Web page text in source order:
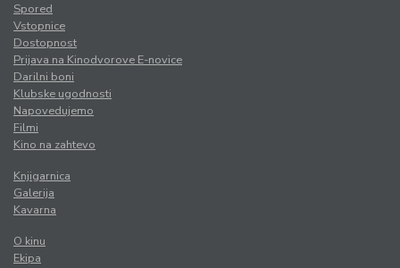
Spored
Vstopnice
Dostopnost
Prijava na Kinodvorove E-novice
Darilni boni
Klubske ugodnosti
Napovedujemo
Filmi
Kino na zahtevo
Knjigarnica
Galerija
Kavarna
O kinu
Ekipa